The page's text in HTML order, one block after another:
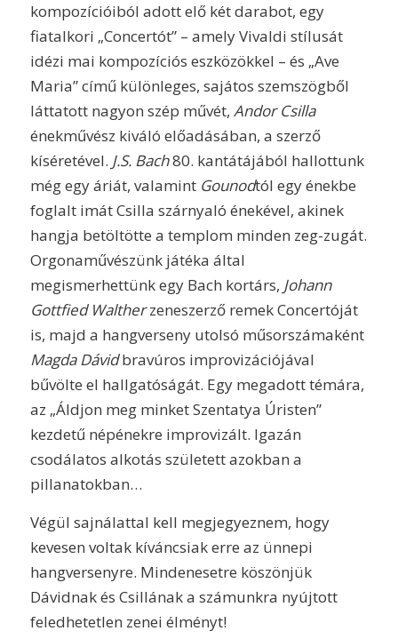
kompozícióiból adott elő két darabot, egy
fiatalkori „Concertót” – amely Vivaldi stílusát
idézi mai kompozíciós eszközökkel – és „Ave
Maria” című különleges, sajátos szemszögből
láttatott nagyon szép művét, Andor Csilla
énekművész kiváló előadásában, a szerző
kíséretével. J.S. Bach80. kantátájából hallottunk
még egy áriát, valamint Gounodtól egy énekbe
foglalt imát Csilla szárnyaló énekével, akinek
hangja betöltötte a templom minden zeg-zugát.
Orgonaművészünk játéka által
megismerhettünk egy Bach kortárs, Johann
Gottfied Waltherzeneszerző remek Concertóját
is, majd a hangverseny utolsó műsorszámaként
Magda Dávidbravúros improvizációjával
bűvölte el hallgatóságát. Egy megadott témára,
az „Áldjon meg minket Szentatya Úristen”
kezdetű népénekre improvizált. Igazán
csodálatos alkotás született azokban a
pillanatokban…
Végül sajnálattal kell megjegyeznem, hogy
kevesen voltak kíváncsiak erre az ünnepi
hangversenyre. Mindenesetre köszönjük
Dávidnak és Csillának a számunkra nyújtott
feledhetetlen zenei élményt!